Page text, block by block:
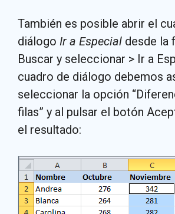
También es posible abrir el
diálogo Ir a Especial desde la
Buscar y seleccionar > Ir a
cuadro de diálogo debemos
seleccionar la opción
filas” y al pulsar el botón
el resultado: